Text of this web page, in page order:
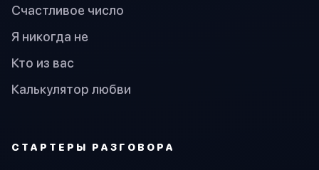
Счастливое число
Я никогда не
Кто из вас
Калькулятор любви
СТАРТЕРЫ РАЗГОВОРА